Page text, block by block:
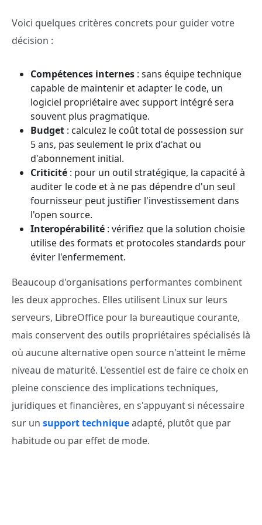
Voici quelques critères concrets pour guider votre
décision :
Compétences internes : sans équipe technique
capable de maintenir et adapter le code, un
logiciel propriétaire avec support intégré sera
souvent plus pragmatique.
Budget : calculez le coût total de possession sur
5 ans, pas seulement le prix d'achat ou
d'abonnement initial.
Criticité : pour un outil stratégique, la capacité à
auditer le code et à ne pas dépendre d'un seul
fournisseur peut justifier l'investissement dans
l'open source.
Interopérabilité : vérifiez que la solution choisie
utilise des formats et protocoles standards pour
éviter l'enfermement.
Beaucoup d'organisations performantes combinent
les deux approches. Elles utilisent Linux sur leurs
serveurs, LibreOffice pour la bureautique courante,
mais conservent des outils propriétaires spécialisés là
où aucune alternative open source n'atteint le même
niveau de maturité. L'essentiel est de faire ce choix en
pleine conscience des implications techniques,
juridiques et financières, en s'appuyant si nécessaire
sur un support techniqueadapté, plutôt que par
habitude ou par effet de mode.